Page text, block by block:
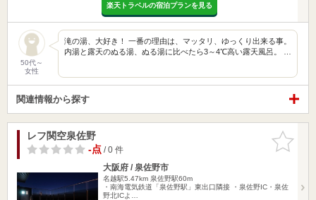
楽天トラベルの宿泊プランを見る
50代～
女性
滝の湯、大好き！ 一番の理由は、マッタリ、ゆっくり出来る事。
内湯と露天のぬる湯、ぬる湯に比べたら3～4℃高い露天風呂。 …
関連情報から探す
お気に入
りに追加
レフ関空泉佐野
-点/ 0 件
大阪府 / 泉佐野市
名越駅5.47km 泉佐野駅60m
・南海電気鉄道「泉佐野駅」東出口隣接 ・泉佐野IC・泉佐
野北ICよ…